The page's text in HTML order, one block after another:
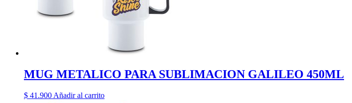
MUG METALICO PARA SUBLIMACION GALILEO 450ML
$ 41.900 Añadir al carrito